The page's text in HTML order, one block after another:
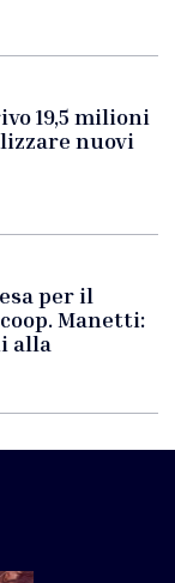
19,5 milioni
nuovi
per il
Manetti:
alla